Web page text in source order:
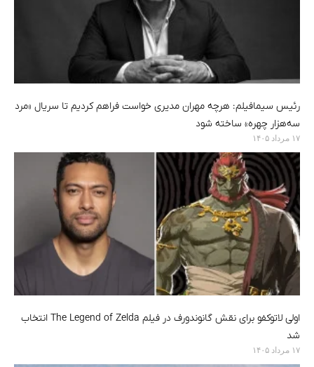
رئیس سیمافیلم: هرچه مهران مدیری خواست فراهم کردیم تا سریال «مرد
سه‌هزار چهره» ساخته شود
۱۷ مرداد ۱۴۰۵
اولی لاتوکفو برای نقش گانوندورف در فیلم The Legend of Zelda انتخاب
شد
۱۷ مرداد ۱۴۰۵